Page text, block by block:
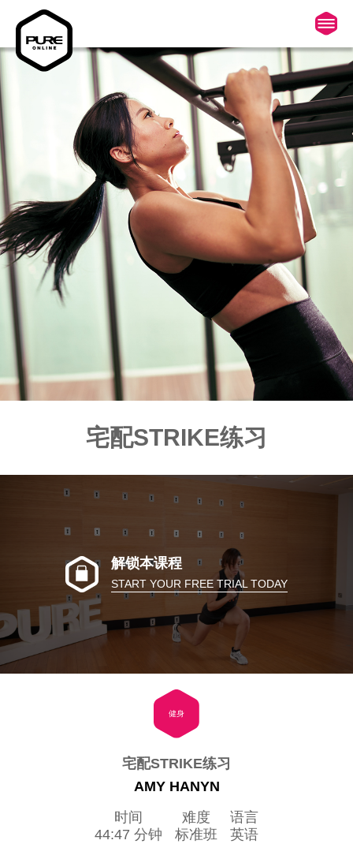
宅配STRIKE练习
解锁本课程
START YOUR FREE TRIAL TODAY
健身
宅配STRIKE练习
AMY HANYN
时间
44:47 分钟
难度
标准班
语言
英语